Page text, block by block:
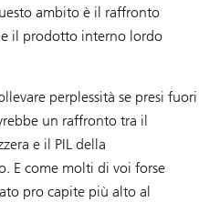
ambito è il raffronto
il prodotto interno lordo
perplessità se presi fuori
un raffronto tra il
e il PIL della
E come molti di voi forse
pro capite più alto al